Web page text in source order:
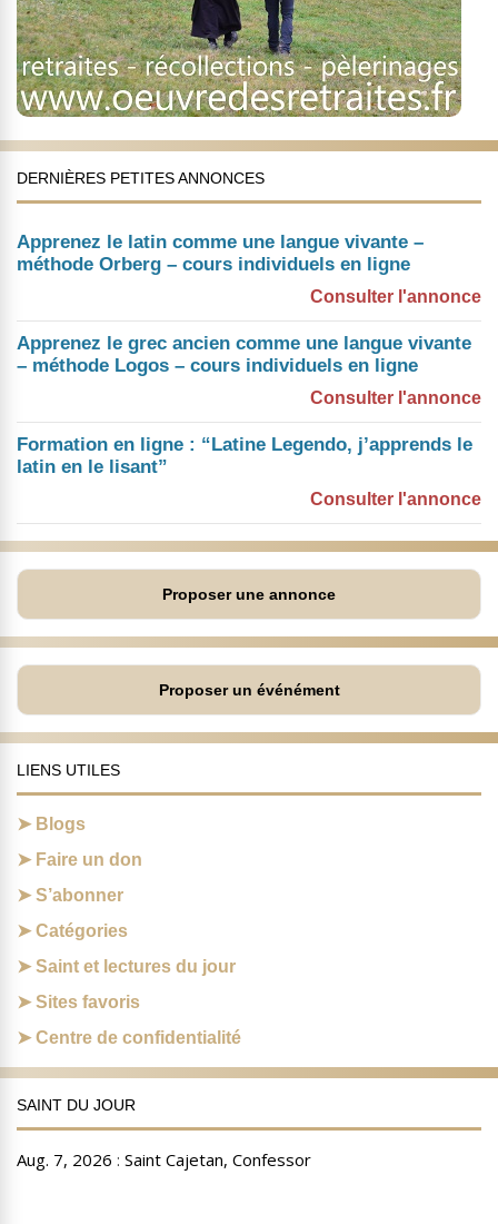
DERNIÈRES PETITES ANNONCES
Apprenez le latin comme une langue vivante –
méthode Orberg – cours individuels en ligne
Consulter l'annonce
Apprenez le grec ancien comme une langue vivante
– méthode Logos – cours individuels en ligne
Consulter l'annonce
Formation en ligne : “Latine Legendo, j’apprends le
latin en le lisant”
Consulter l'annonce
Proposer une annonce
Proposer un événément
LIENS UTILES
Blogs
Faire un don
S’abonner
Catégories
Saint et lectures du jour
Sites favoris
Centre de confidentialité
SAINT DU JOUR